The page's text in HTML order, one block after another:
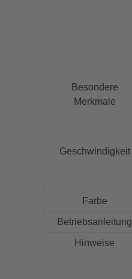
Besondere
Merkmale
Geschwindigkeit
Farbe
Betriebsanleitung
Hinweise